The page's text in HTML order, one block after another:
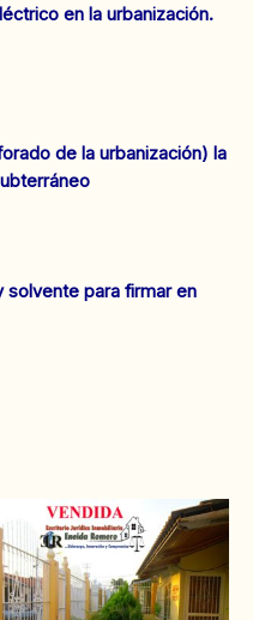
en la urbanización.
de la urbanización) la
solvente para firmar en